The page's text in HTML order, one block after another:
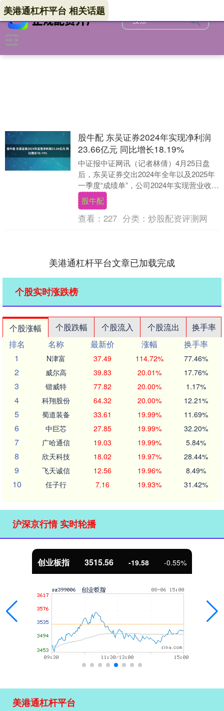
美港通杠杆平台 相关话题
股牛配 东吴证券2024年实现净利润
23.66亿元 同比增长18.19%
中证报中证网讯（记者林倩）4月25日盘
后，东吴证券交出2024年全年以及2025年
一季度“成绩单”，公司2024年实现营业收入
115.34亿元，同比增长2.24....
股牛配
查看： 227 分类： 炒股配资评测网
美港通杠杆平台文章已加载完成
个股实时涨跌榜
个股涨幅 个股跌幅 个股流入 个股流出
换手率
排名
名称 最新价 涨幅
换手率
1
N津富 37.49 114.72% 77.46%
2 威尔高 39.83 20.01% 17.76%
3 锴威特 77.82 20.00% 1.17%
4 科翔股份 64.32 20.00% 12.21%
5 蜀道装备 33.61 19.99% 11.69%
6 中巨芯 27.85 19.99% 32.20%
7 广哈通信 19.03 19.99% 5.84%
8 欣天科技 18.02 19.97% 28.44%
9 飞天诚信 12.56 19.96% 8.49%
10 任子行 7.16 19.93% 31.42%
沪深京行情 实时轮播
基金指数 7229.80 -1.63
美港通杠杆平台